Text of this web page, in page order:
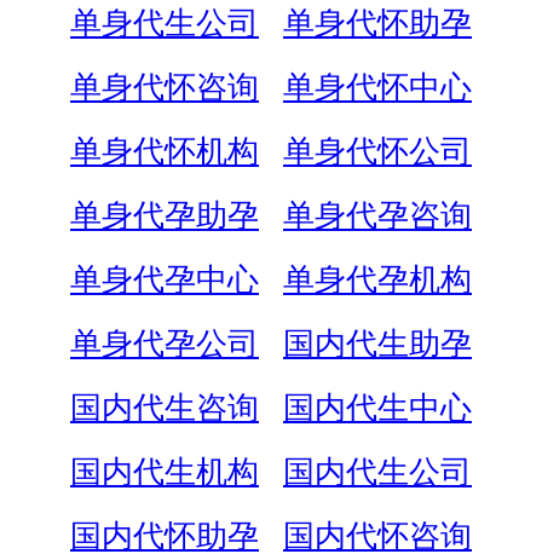
单身代生公司
单身代怀助孕
单身代怀咨询
单身代怀中心
单身代怀机构
单身代怀公司
单身代孕助孕
单身代孕咨询
单身代孕中心
单身代孕机构
单身代孕公司
国内代生助孕
国内代生咨询
国内代生中心
国内代生机构
国内代生公司
国内代怀助孕
国内代怀咨询